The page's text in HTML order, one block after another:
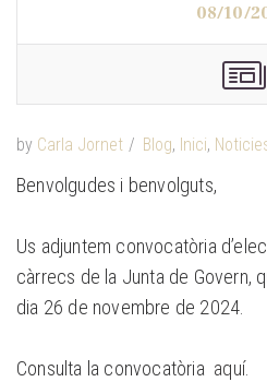
08/10/
by Carla Jornet Blog, Inici,
Benvolgudes i benvolguts,
Us adjuntem convocatòria
càrrecs de la Junta de Govern,
dia 26 de novembre de 2024.
Consulta la convocatòria aquí.